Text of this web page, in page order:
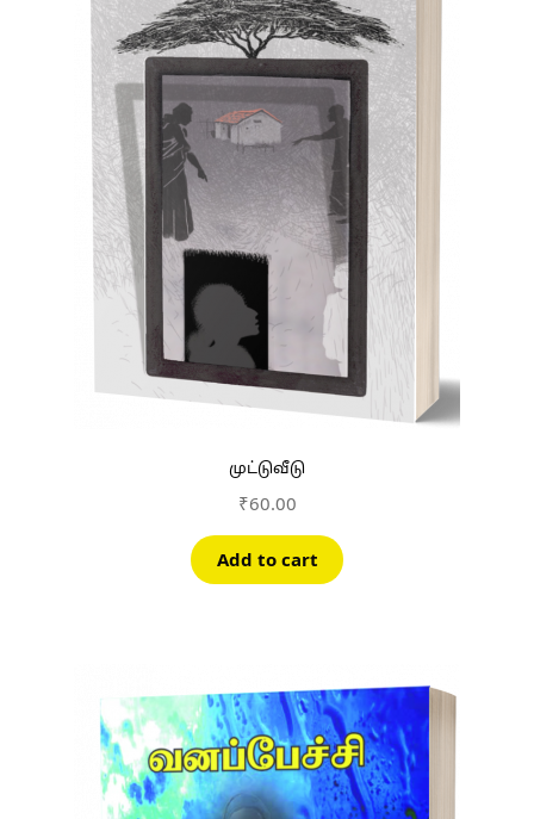
முட்டுவீடு
₹60.00
Add to cart